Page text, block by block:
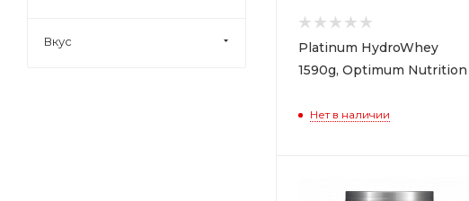
Platinum HydroWhey
1590g, Optimum Nutrition
Нет в наличии
Вкус